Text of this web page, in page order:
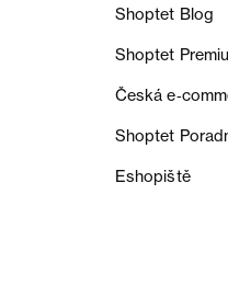
Shoptet Blog
Shoptet
Česká
Shoptet
Eshopiště